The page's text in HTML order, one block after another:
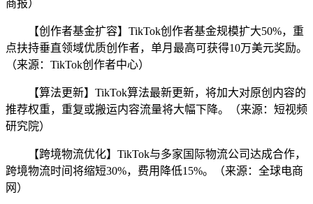
商报）
【创作者基金扩容】TikTok创作者基金规模扩大50%，重
点扶持垂直领域优质创作者，单月最高可获得10万美元奖励。
（来源：TikTok创作者中心）
【算法更新】TikTok算法最新更新，将加大对原创内容的
推荐权重，重复或搬运内容流量将大幅下降。（来源：短视频
研究院）
【跨境物流优化】TikTok与多家国际物流公司达成合作，
跨境物流时间将缩短30%，费用降低15%。（来源：全球电商
网）